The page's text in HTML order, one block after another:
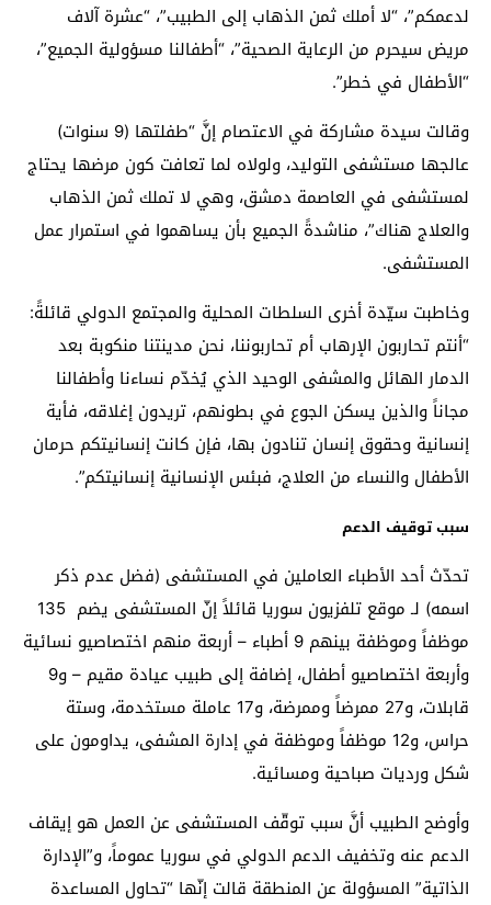
لدعمكم”، “لا أملك ثمن الذهاب إلى الطبيب”، “عشرة آلاف
مريض سيحرم من الرعاية الصحية”، “أطفالنا مسؤولية الجميع”،
“الأطفال في خطر”.
وقالت سيدة مشاركة في الاعتصام إنَّ “طفلتها (9 سنوات)
عالجها مستشفى التوليد، ولولاه لما تعافت كون مرضها يحتاج
لمستشفى في العاصمة دمشق، وهي لا تملك ثمن الذهاب
والعلاج هناك”، مناشدةً الجميع بأن يساهموا في استمرار عمل
المستشفى.
وخاطبت سيّدة أخرى السلطات المحلية والمجتمع الدولي قائلةً:
“أنتم تحاربون الإرهاب أم تحاربوننا، نحن مدينتنا منكوبة بعد
الدمار الهائل والمشفى الوحيد الذي يُخدّم نساءنا وأطفالنا
مجاناً والذين يسكن الجوع في بطونهم، تريدون إغلاقه، فأية
إنسانية وحقوق إنسان تنادون بها، فإن كانت إنسانيتكم حرمان
الأطفال والنساء من العلاج، فبئس الإنسانية إنسانيتكم”.
سبب توقيف الدعم
تحدّث أحد الأطباء العاملين في المستشفى (فضل عدم ذكر
اسمه) لـ موقع تلفزيون سوريا قائلاً إنّ المستشفى يضم 135
موظفاً وموظفة بينهم 9 أطباء – أربعة منهم اختصاصيو نسائية
وأربعة اختصاصيو أطفال، إضافة إلى طبيب عيادة مقيم – و9
قابلات، و27 ممرضاً وممرضة، و17 عاملة مستخدمة، وستة
حراس، و12 موظفاً وموظفة في إدارة المشفى، يداومون على
شكل ورديات صباحية ومسائية.
وأوضح الطبيب أنَّ سبب توقّف المستشفى عن العمل هو إيقاف
الدعم عنه وتخفيف الدعم الدولي في سوريا عموماً، و”الإدارة
الذاتية” المسؤولة عن المنطقة قالت إنّها “تحاول المساعدة